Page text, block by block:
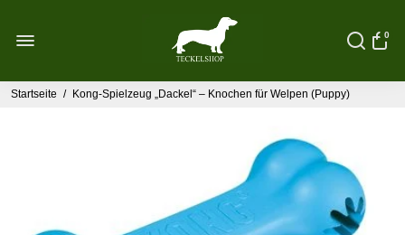
0
Startseite / Kong-Spielzeug „Dackel“ – Knochen für Welpen (Puppy)